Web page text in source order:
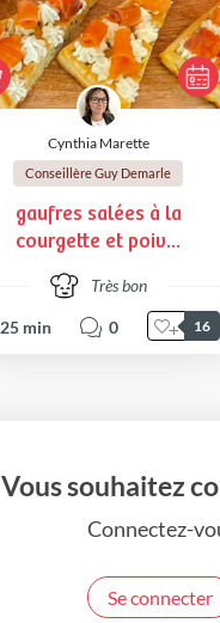
Cynthia Marette
Conseillère Guy Demarle
gaufres salées à la
courgette et poiv...
Très bon
25 min 0 16
Vous souhaitez
Connectez-
Se connecter